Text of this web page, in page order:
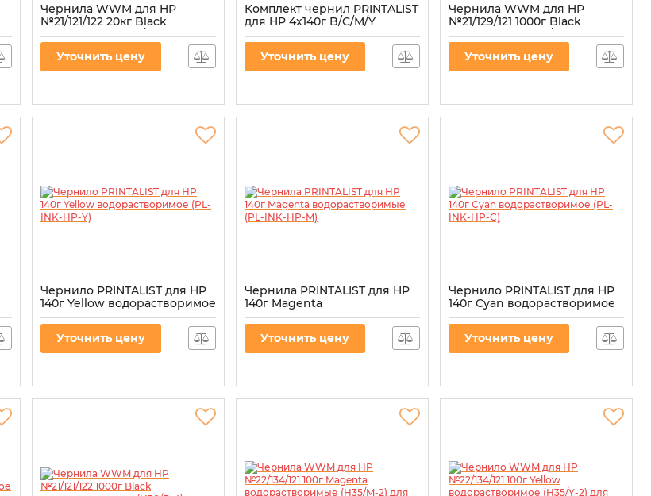
Чернила WWM для HP
№21/121/122 20кг Black
пигментная (H30/BP-8)
Уточнить цену
Комплект чернил PRINTALIST
для HP 4х140г B/C/M/Y
водорастворимые (PL-INK-
HP-SET4)
Артикул:PL-INK-HP-SET4
Уточнить цену
Чернила WWM для HP
№21/129/121 1000г Black
пигментная (H35/BP-4) для
СНПЧ
Артикул:H35/BP-4
Уточнить цену
Чернило PRINTALIST для HP
140г Yellow водорастворимое
(PL-INK-HP-Y)
Уточнить цену
Чернила PRINTALIST для HP
140г Magenta
водорастворимые (PL-INK-
HP-M)
Артикул:PL-INK-HP-M
Уточнить цену
Чернило PRINTALIST для HP
140г Cyan водорастворимое
(PL-INK-HP-C)
Уточнить цену